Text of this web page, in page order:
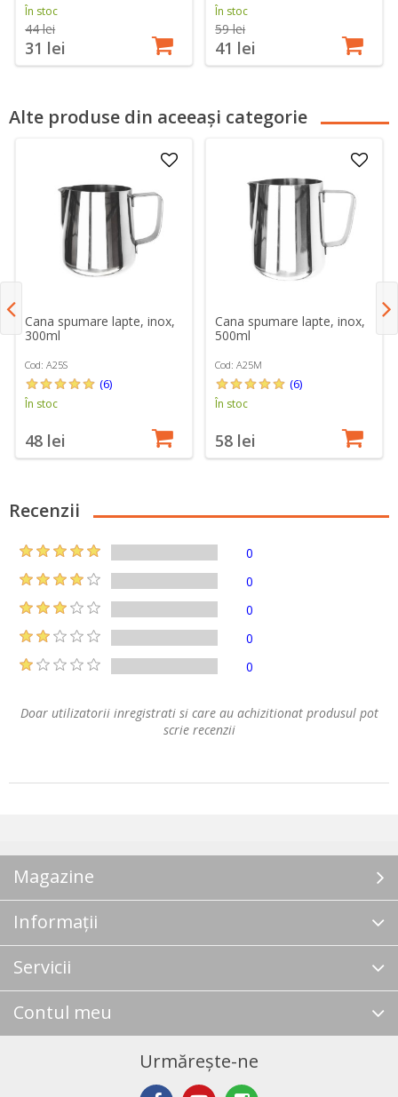
În stoc
44 lei
31 lei
În stoc
59 lei
41 lei
Alte produse din aceeași categorie
Cana spumare lapte, inox,
300ml
Cod: A25S
(6)
În stoc
48 lei
Cana spumare lapte, inox,
500ml
Cod: A25M
(6)
În stoc
58 lei
Recenzii
0
0
0
0
0
Doar utilizatorii inregistrati si care au achizitionat produsul pot
scrie recenzii
Magazine
Informații
Servicii
Contul meu
Urmărește-ne